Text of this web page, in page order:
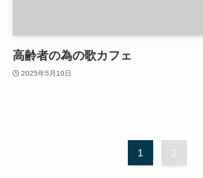
高齢者の為の歌カフェ
2025年5月10日
1 2